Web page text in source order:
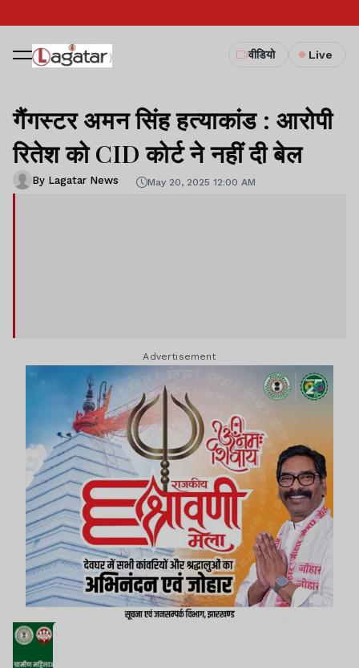
वीडियो Live
गैंगस्टर अमन सिंह हत्याकांड : आरोपी
रितेश को CID कोर्ट ने नहीं दी बेल
By Lagatar News May 20, 2025 12:00 AM
Advertisement